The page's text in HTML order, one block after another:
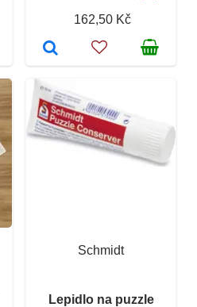
162,50 Kč
Schmidt
Lepidlo na puzzle